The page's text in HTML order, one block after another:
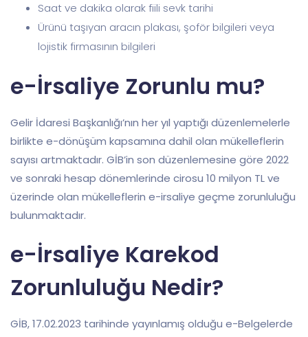
Saat ve dakika olarak fiili sevk tarihi
Ürünü taşıyan aracın plakası, şoför bilgileri veya
lojistik firmasının bilgileri
e-İrsaliye Zorunlu mu?
Gelir İdaresi Başkanlığı’nın her yıl yaptığı düzenlemelerle
birlikte e-dönüşüm kapsamına dahil olan mükelleflerin
sayısı artmaktadır. GİB’in son düzenlemesine göre 2022
ve sonraki hesap dönemlerinde cirosu 10 milyon TL ve
üzerinde olan mükelleflerin e-irsaliye geçme zorunluluğu
bulunmaktadır.
e-İrsaliye Karekod
Zorunluluğu Nedir?
GİB, 17.02.2023 tarihinde yayınlamış olduğu e-Belgelerde